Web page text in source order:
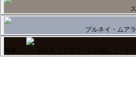
ブルネイ・ムア
無事にバンダルスリブガワンに到着した一